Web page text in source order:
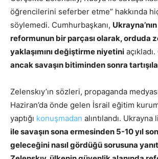
öğrencilerini seferber etme” hakkında
söylemedi. Cumhurbaşkanı,
reformunun bir parçası olarak, orduda
yaklaşımını değiştirme niyetini açıkladı.
ancak savaşın bitiminden sonra
Zelenskıy’ın sözleri, propaganda
Haziran’da önde gelen İsrail eğitim
yaptığı konuşmadan alıntılandı.
ile savaşın sona ermesinden 5-10 yıl
geleceğini nasıl gördüğü sorusuna